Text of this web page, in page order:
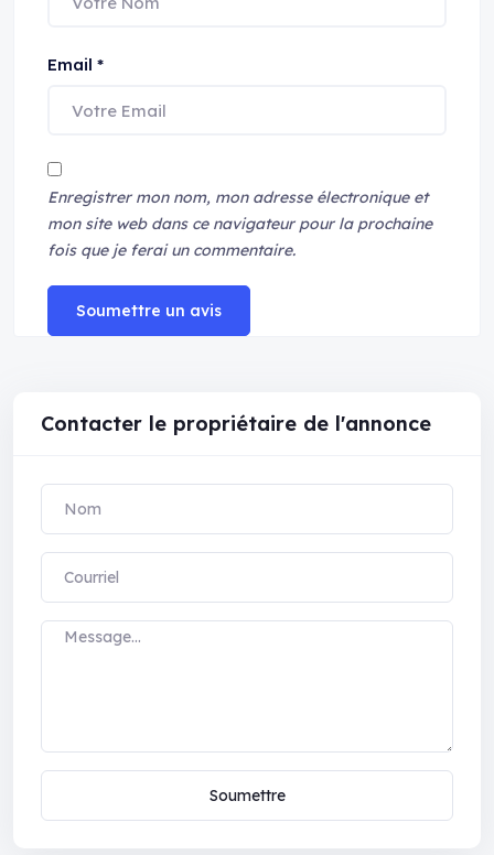
Email *
Enregistrer mon nom, mon adresse électronique et
mon site web dans ce navigateur pour la prochaine
fois que je ferai un commentaire.
Soumettre un avis
Contacter le propriétaire de l'annonce
Soumettre